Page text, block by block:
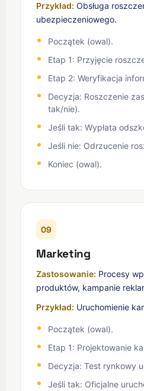
Przykład: Obsługa
ubezpieczeniowego.
Początek (owal).
Etap 1: Przyjęcie
Etap 2: Weryfikacja
Decyzja: Roszczenie
tak/nie).
Jeśli tak: Wypłata
Jeśli nie: Odrzucenie
Koniec (owal).
09
Marketing
Zastosowanie: Procesy
produktów, kampanie
Przykład: Uruchomienie
Początek (owal).
Etap 1: Projektowanie
Decyzja: Test rynkowy
Jeśli tak: Oficjalne